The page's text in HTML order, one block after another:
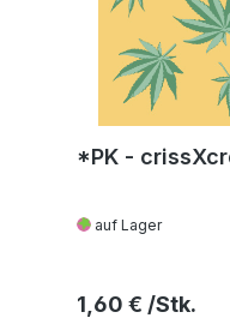
*PK -
auf Lager
Regulärer Preis:
1,60 €